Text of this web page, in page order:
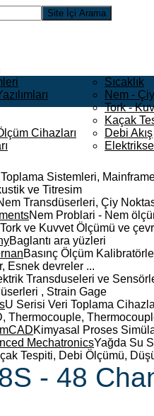
Cihazları
Sıcaklık
Nem -
Tork -
Kaçak
Debi Akış
Sistemleri,
ve Titresim
Transdüserleri, Çiy
Nem Problari - Nem
Tork ve Kuvvet Ölçümü ve
Baglantı ara yüzleri
Basınç Ölçüm
Esnek devreler ...
Transduseleri ve
, Strain Gage
U Serisi Veri Toplama
Thermocouple,
Kimyasal Proses
MechatronicsYağda Su
Tespiti, Debi Ölçümü,
- 48